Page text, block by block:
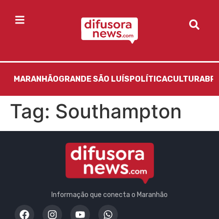
MARANHÃOGRANDE SÃO LUÍS POLÍTICACULTURA
Tag: Southampton
Informação que conecta o Maranhão